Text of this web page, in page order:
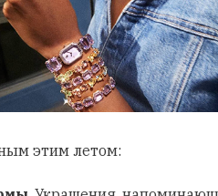
этим летом: